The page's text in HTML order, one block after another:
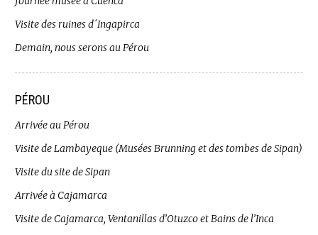
Visite des ruines d´Ingapirca
Demain, nous serons au Pérou
PÉROU
Arrivée au Pérou
Visite de Lambayeque (Musées Brunning et des tombes de Sipan)
Visite du site de Sipan
Arrivée à Cajamarca
Visite de Cajamarca, Ventanillas d’Otuzco et Bains de l’Inca